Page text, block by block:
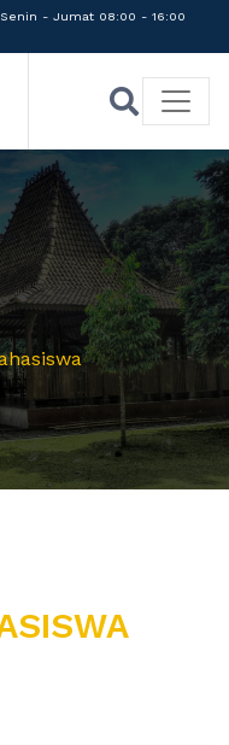
Senin - Jumat 08:00 - 16:00